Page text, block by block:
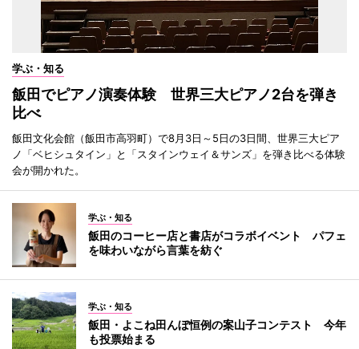
学ぶ・知る
飯田でピアノ演奏体験 世界三大ピアノ2台を弾き
比べ
飯田文化会館（飯田市高羽町）で8月3日～5日の3日間、世界三大ピア
ノ「ベヒシュタイン」と「スタインウェイ＆サンズ」を弾き比べる体験
会が開かれた。
学ぶ・知る
飯田のコーヒー店と書店がコラボイベント パフェ
を味わいながら言葉を紡ぐ
学ぶ・知る
飯田・よこね田んぼ恒例の案山子コンテスト 今年
も投票始まる